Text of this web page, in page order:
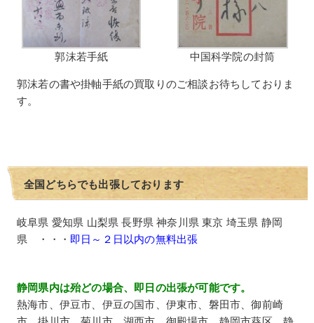
郭沫若手紙 中国科学院の封筒
郭沫若の書や掛軸手紙の買取りのご相談お待ちしておりま
す。
全国どちらでも出張しております
岐阜県 愛知県 山梨県 長野県 神奈川県 東京 埼玉県 静岡
県 ・・・ 即日～２日以内の無料出張
静岡県内は殆どの場合、即日の出張が可能です。
熱海市、伊豆市、伊豆の国市、伊東市、磐田市、御前崎